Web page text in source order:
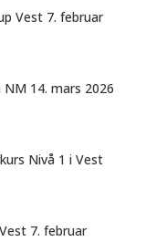
Vest 7. februar
14. mars 2026
Nivå 1 i Vest
7. februar